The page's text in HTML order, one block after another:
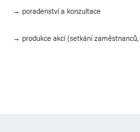
→ poradenství a konzultace
→ produkce akcí (setkání